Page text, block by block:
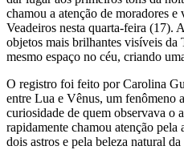
chamou a atenção de moradores e
Veadeiros nesta quarta-feira (17).
objetos mais brilhantes visíveis
mesmo espaço no céu, criando
O registro foi feito por Carolina
entre Lua e Vênus, um fenômeno
curiosidade de quem observava o
rapidamente chamou atenção
dois astros e pela beleza natural